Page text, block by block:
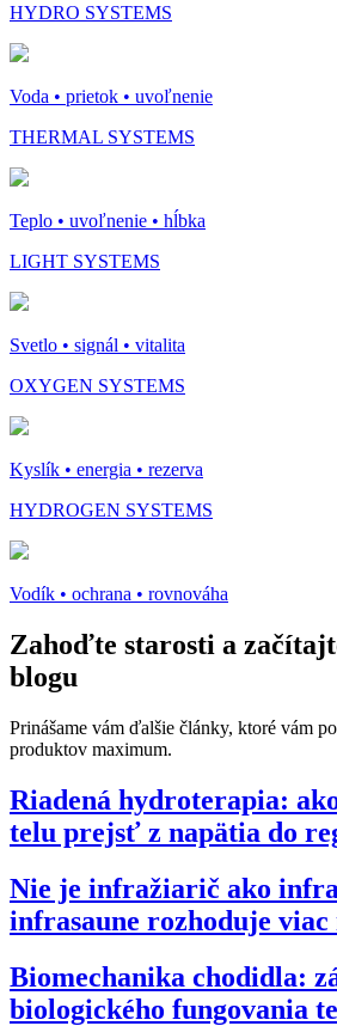
HYDRO SYSTEMS
Voda • prietok • uvoľnenie
THERMAL SYSTEMS
Teplo • uvoľnenie • hĺbka
LIGHT SYSTEMS
Svetlo • signál • vitalita
OXYGEN SYSTEMS
Kyslík • energia • rezerva
HYDROGEN SYSTEMS
Vodík • ochrana • rovnováha
Zahoďte starosti a
blogu
Prinášame vám ďalšie články, ktoré vám
produktov maximum.
Riadená hydroterapia:
telu prejsť z napätia do
Nie je infražiarič ako
infrasaune rozhoduje viac
Biomechanika chodidla:
biologického fungovania